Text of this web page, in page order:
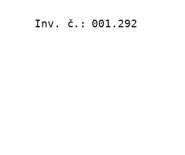
Inv. č.: 001.292